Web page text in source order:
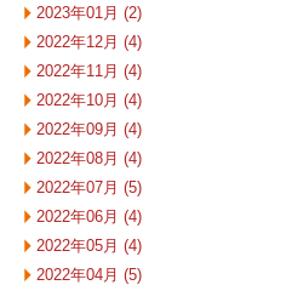
2023年01月 (2)
2022年12月 (4)
2022年11月 (4)
2022年10月 (4)
2022年09月 (4)
2022年08月 (4)
2022年07月 (5)
2022年06月 (4)
2022年05月 (4)
2022年04月 (5)